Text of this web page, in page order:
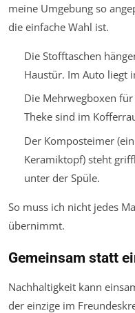
meine Umgebung so
die einfache Wahl ist.
Die Stofftaschen
Haustür. Im Auto liegt
Die Mehrwegboxen
Theke sind im
Der Komposteimer
Keramiktopf) steht
unter der Spüle.
So muss ich nicht jedes
übernimmt.
Gemeinsam statt
Nachhaltigkeit kann
der einzige im